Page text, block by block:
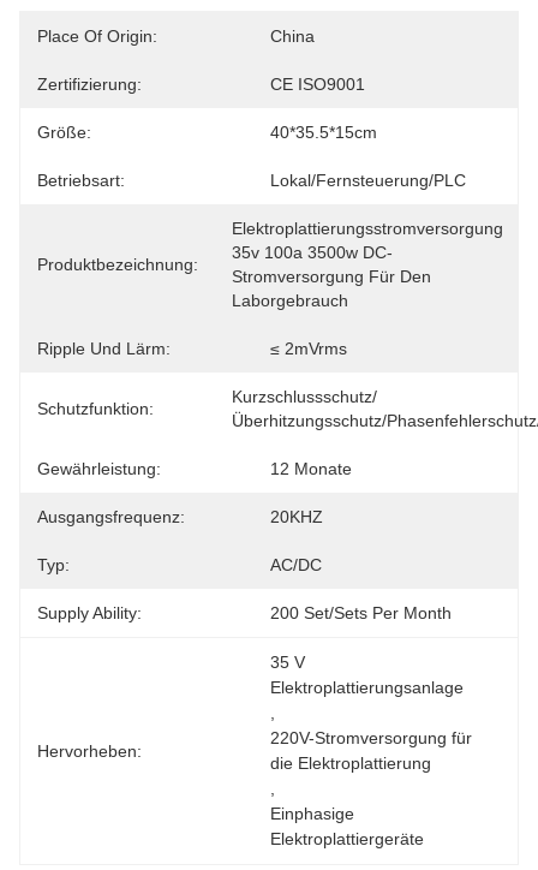
Place Of Origin: China
Zertifizierung: CE ISO9001
Größe: 40*35.5*15cm
Betriebsart: Lokal/Fernsteuerung/PLC
Produktbezeichnung:
Elektroplattierungsstromversorgung
35v 100a 3500w DC-
Stromversorgung Für Den
Laborgebrauch
Ripple Und Lärm: ≤ 2mVrms
Schutzfunktion:
Kurzschlussschutz/
Überhitzungsschutz/
Gewährleistung: 12 Monate
Ausgangsfrequenz: 20KHZ
Typ: AC/DC
Supply Ability: 200 Set/Sets Per Month
Hervorheben:
35 V
Elektroplattierungsanlage
220V-Stromversorgung für
die Elektroplattierung
Einphasige
Elektroplattiergeräte